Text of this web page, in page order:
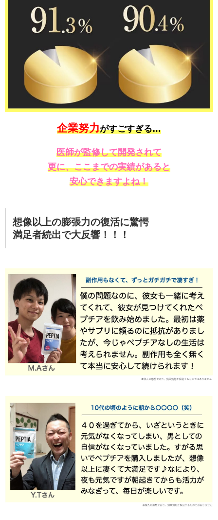
企業努力がすごすぎる…
医師が監修して開発されて
更に、ここまでの実績があると
安心できますよね！
想像以上の膨張力の復活に驚愕
満足者続出で大反響！！！